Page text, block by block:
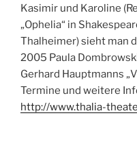
Kasimir und Karoline
„Ophelia“ in
Thalheimer) sieht man
2005 Paula
Gerhard Hauptmanns
Termine und weitere
http://www.thalia-